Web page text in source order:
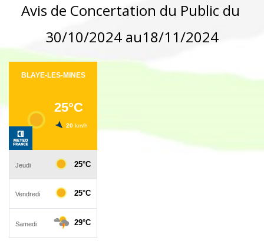
Avis de Concertation du Public du
30/10/2024 au18/11/2024